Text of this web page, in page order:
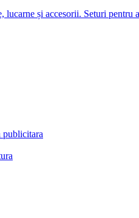
lucarne și accesorii. Seturi pentru
publicitara